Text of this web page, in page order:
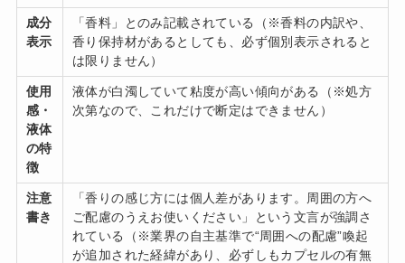
成分
表示
「香料」とのみ記載されている（※香料の内訳や、
香り保持材があるとしても、必ず個別表示されると
は限りません）
使用
感・
液体
の特
徴
液体が白濁していて粘度が高い傾向がある（※処方
次第なので、これだけで断定はできません）
注意
書き
「香りの感じ方には個人差があります。周囲の方へ
ご配慮のうえお使いください」という文言が強調さ
れている（※業界の自主基準で“周囲への配慮”喚起
が追加された経緯があり、必ずしもカプセルの有無